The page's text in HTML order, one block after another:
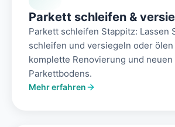
Parkett schleifen &
Parkett schleifen Stappitz: Lassen
schleifen und versiegeln oder ölen
komplette Renovierung und neuen
Parkettbodens.
Mehr erfahren